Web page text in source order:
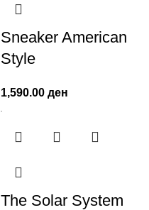
Sneaker American
Style
1,590.00 ден
The Solar System